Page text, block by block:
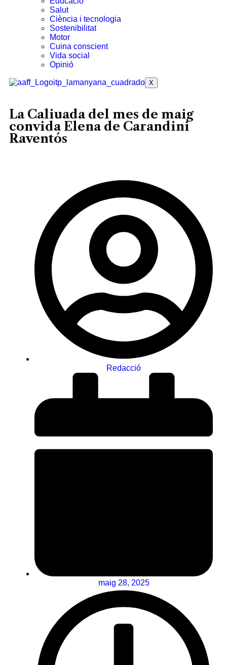
Salut
Ciència i tecnologia
Sostenibilitat
Motor
Cuina conscient
Vida social
Opinió
X
La Caliuada del mes de maig
convida Elena de Carandini
Raventós
Redacció
maig 28, 2025